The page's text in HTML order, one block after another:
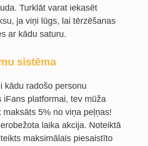
Turklāt varat iekasēt
ja viņi lūgs, lai tērzēšanas
ar kādu saturu.
sistēma
kādu radošo personu
iFans platformai, tev mūža
maksāts 5% no viņa peļņas!
laika akcija. Noteiktā
maksimālais piesaistīto